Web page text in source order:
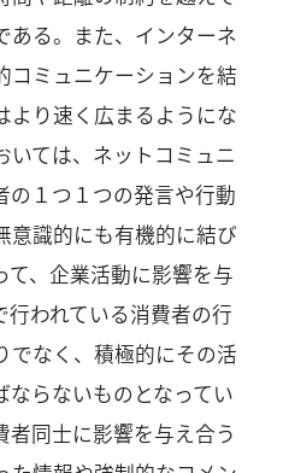
ある。また、インターネ
コミュニケーションを結
より速く広まるようにな
いては、ネットコミュニ
の１つ１つの発言や行動
意識的にも有機的に結び
て、企業活動に影響を与
行われている消費者の行
でなく、積極的にその活
ならないものとなってい
者同士に影響を与え合う